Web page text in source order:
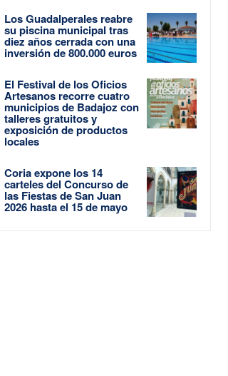
Los Guadalperales reabre
su piscina municipal tras
diez años cerrada con una
inversión de 800.000 euros
El Festival de los Oficios
Artesanos recorre cuatro
municipios de Badajoz con
talleres gratuitos y
exposición de productos
locales
Coria expone los 14
carteles del Concurso de
las Fiestas de San Juan
2026 hasta el 15 de mayo